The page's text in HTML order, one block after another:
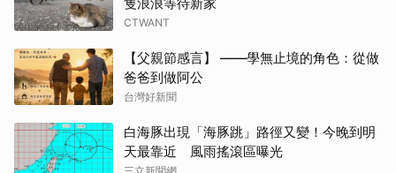
CTWANT
【父親節感言】 ——學無止境的角色：從做
爸爸到做阿公
台灣好新聞
白海豚出現「海豚跳」路徑又變！今晚到明
天最靠近 風雨搖滾區曝光